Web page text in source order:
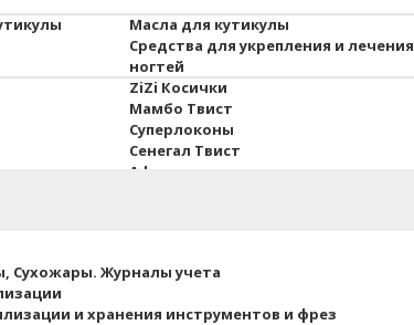
Масла для кутикулы
Средства для укрепления и лечения
ногтей
ZiZi Косички
Мамбо Твист
Суперлоконы
Сенегал Твист
Афрокосы
Сухожары. Журналы учета
и хранения инструментов и фрез